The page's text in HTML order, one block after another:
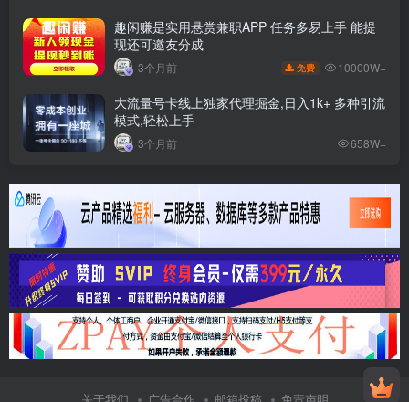
趣闲赚是实用悬赏兼职APP 任务多易上手 能提
现还可邀友分成
3个月前 免费 10000W+
大流量号卡线上独家代理掘金,日入1k+ 多种引流
模式,轻松上手
3个月前 658W+